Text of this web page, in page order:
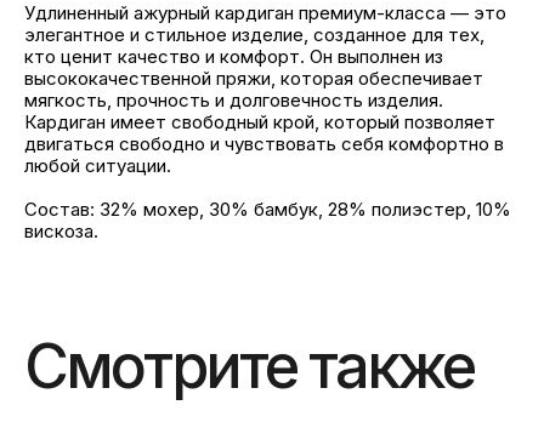
Удлиненный ажурный кардиган премиум-класса — это
элегантное и стильное изделие, созданное для тех,
кто ценит качество и комфорт. Он выполнен из
высококачественной пряжи, которая обеспечивает
мягкость, прочность и долговечность изделия.
Кардиган имеет свободный крой, который позволяет
двигаться свободно и чувствовать себя комфортно в
любой ситуации.
Состав: 32% мохер, 30% бамбук, 28% полиэстер, 10%
вискоза.
Смотрите также